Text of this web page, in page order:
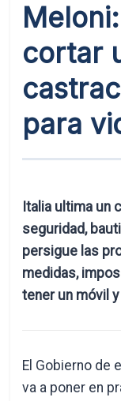
cortar
para
Italia ultima un
seguridad,
persigue las
medidas,
tener un móvil y
El Gobierno de
va a poner en